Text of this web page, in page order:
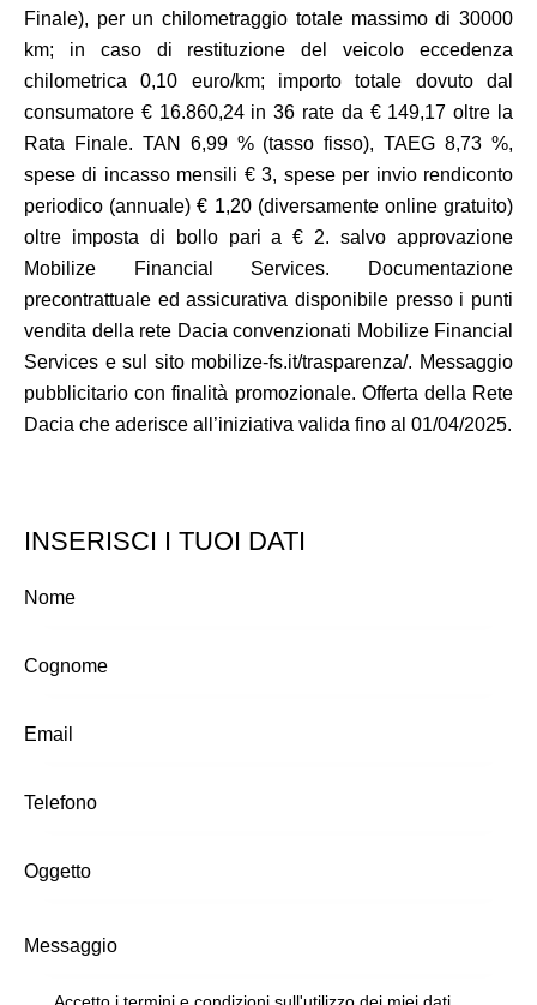
Finale), per un chilometraggio totale massimo di 30000
km; in caso di restituzione del veicolo eccedenza
chilometrica 0,10 euro/km; importo totale dovuto dal
consumatore € 16.860,24 in 36 rate da € 149,17 oltre la
Rata Finale. TAN 6,99 % (tasso fisso), TAEG 8,73 %,
spese di incasso mensili € 3, spese per invio rendiconto
periodico (annuale) € 1,20 (diversamente online gratuito)
oltre imposta di bollo pari a € 2. salvo approvazione
Mobilize Financial Services. Documentazione
precontrattuale ed assicurativa disponibile presso i punti
vendita della rete Dacia convenzionati Mobilize Financial
Services e sul sito mobilize-fs.it/trasparenza/. Messaggio
pubblicitario con finalità promozionale. Offerta della Rete
Dacia che aderisce all’iniziativa valida fino al 01/04/2025.
INSERISCI I TUOI DATI